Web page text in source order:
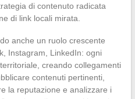
di contenuto radicata
di link locali mirata.
anche un ruolo crescente
Instagram, LinkedIn: ogni
creando collegamenti
contenuti pertinenti,
la reputazione e analizzare i